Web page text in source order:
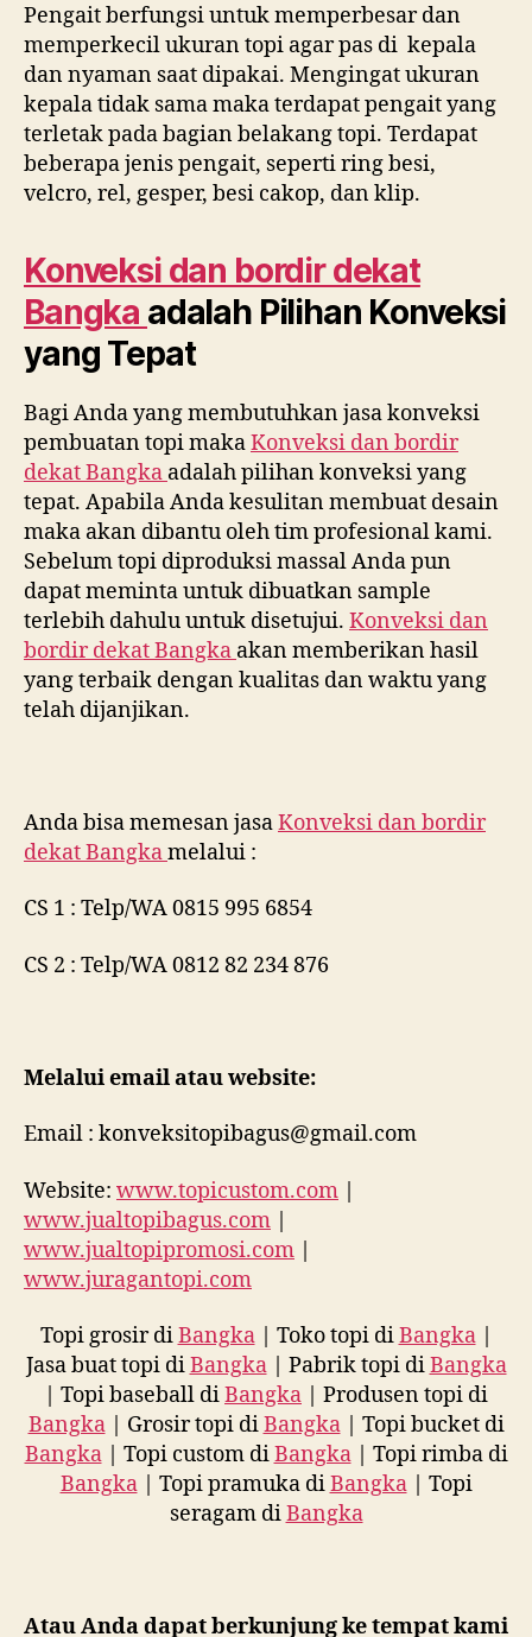
Pengait berfungsi untuk memperbesar dan
memperkecil ukuran topi agar pas di kepala
dan nyaman saat dipakai. Mengingat ukuran
kepala tidak sama maka terdapat pengait yang
terletak pada bagian belakang topi. Terdapat
beberapa jenis pengait, seperti ring besi,
velcro, rel, gesper, besi cakop, dan klip.
Konveksi dan bordir dekat
Bangka adalah Pilihan Konveksi
yang Tepat
Bagi Anda yang membutuhkan jasa konveksi
pembuatan topi makaKonveksi dan bordir
dekatBangka adalah pilihan konveksi yang
tepat. Apabila Anda kesulitan membuat desain
maka akan dibantu oleh tim profesional kami.
Sebelum topi diproduksi massal Anda pun
dapat meminta untuk dibuatkan sample
terlebih dahulu untuk disetujui. Konveksi dan
bordir dekatBangka akan memberikan hasil
yang terbaik dengan kualitas dan waktu yang
telah dijanjikan.
Anda bisa memesan jasaKonveksi dan bordir
dekatBangkamelalui :
CS 1 : Telp/WA 0815 995 6854
CS 2 : Telp/WA 0812 82 234 876
Melalui email atau website:
Email : konveksitopibagus@gmail.com
Website: www.topicustom.com |
www.jualtopibagus.com |
www.jualtopipromosi.com |
www.juragantopi.com
Topi grosir diBangka| Toko topi diBangka|
Jasa buat topi diBangka| Pabrik topi diBangka
| Topi baseball diBangka | Produsen topi di
Bangka| Grosir topi diBangka| Topi bucket di
Bangka| Topi custom diBangka| Topi rimba di
Bangka| Topi pramuka diBangka| Topi
seragam diBangka
Atau Anda dapat berkunjung ke tempat kami